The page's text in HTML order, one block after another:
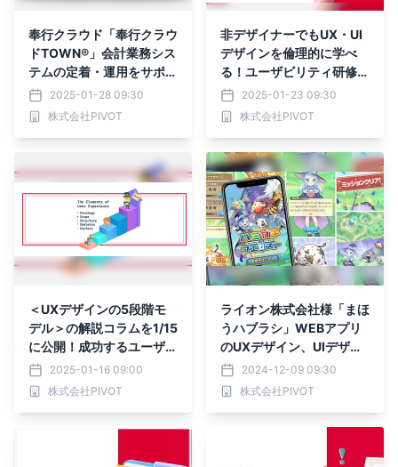
奉行クラウド「奉行クラウ
ドTOWN®」会計業務シス
テムの定着・運用をサポー
トするコンテンツサイト制
作実績を公開
2025-01-28 09:30
株式会社PIVOT
非デザイナーでもUX・UI
デザインを倫理的に学べ
る！ユーザビリティ研修サ
ービスの提供を開始
2025-01-23 09:30
株式会社PIVOT
＜UXデザインの5段階モ
デル＞の解説コラムを1/15
に公開！成功するユーザー
体験を創るためのプロセス
を紹介します
2025-01-16 09:00
株式会社PIVOT
ライオン株式会社様「まほ
うハブラシ」WEBアプリ
のUXデザイン、UIデザイ
ン
2024-12-09 09:30
株式会社PIVOT